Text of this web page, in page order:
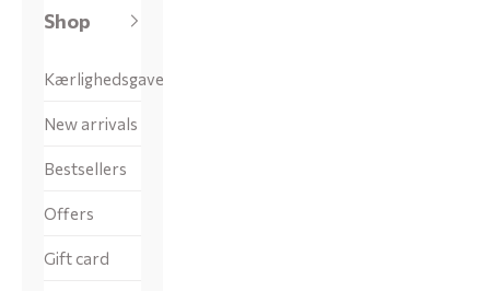
Shop
Kærlighedsgaver
New arrivals
Bestsellers
Offers
Gift card